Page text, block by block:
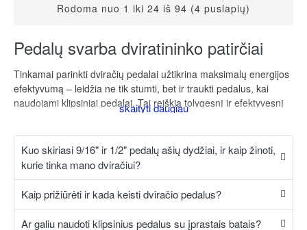
Rodoma nuo 1 iki 24 iš 94 (4 puslapių)
Pedalų svarba dviratininko patirčiai
Tinkamai parinkti dviračių pedalai užtikrina maksimalų energijos
efektyvumą – leidžia ne tik stumti, bet ir traukti pedalus, kai
naudojami klipsiniai pedalai. Tai reiškia tolygesnį ir efektyvesnį
minimą, mažesnį nuovargį ilgų distancijų metu ir geresnę
sąlygoms. Dar vienas svarbus aspektas – saugumas. Aukštos
kokybės pedalai su neslystančiu paviršiumi, integruotais
prarasti kontrolę kritinėse situacijose.
Pedalų tipai ir jų ypatybės: ką svarbu žinoti
Kuo skiriasi 9/16" ir 1/2" pedalų ašių dydžiai, ir kaip žinoti,
kurie tinka mano dviračiui?
Kaip prižiūrėti ir kada keisti dviračio pedalus?
Ar galiu naudoti klipsinius pedalus su įprastais batais?